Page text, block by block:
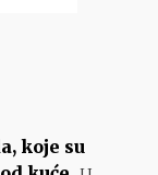
koje su